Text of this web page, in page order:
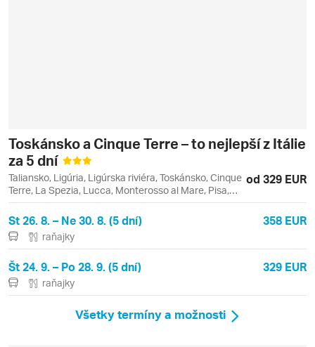
Toskánsko a Cinque Terre – to nejlepší z Itálie
za 5 dní
Taliansko, Ligúria, Ligúrska riviéra, Toskánsko, Cinque
Terre, La Spezia, Lucca, Monterosso al Mare, Pisa,
Riomaggiore, Vernazza
od 329 EUR
St 26. 8. – Ne 30. 8. (5 dní) 358 EUR
raňajky
Št 24. 9. – Po 28. 9. (5 dní) 329 EUR
raňajky
Všetky termíny a možnosti